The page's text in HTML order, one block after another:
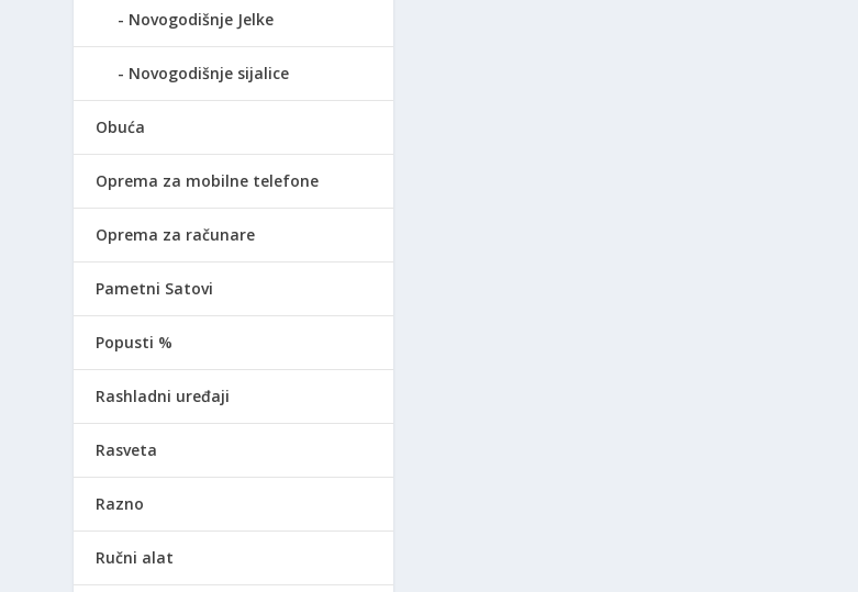
Novogodišnje Jelke
Novogodišnje sijalice
Obuća
Oprema za mobilne telefone
Oprema za računare
Pametni Satovi
Popusti %
Rashladni uređaji
Rasveta
Razno
Ručni alat